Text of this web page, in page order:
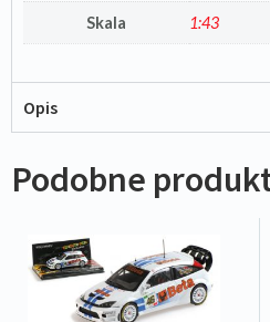
Skala 1:43
Opis
Podobne